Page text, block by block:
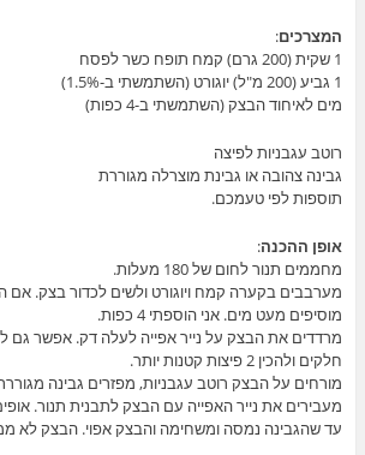
המצרכים:
1 שקית (200 גרם) קמח תופח כשר לפסח
1 גביע (200 מ"ל) יוגורט (השתמשתי ב-1.5%)
מים לאיחוד הבצק (השתמשתי ב-4 כפות)
רוטב עגבניות לפיצה
גבינה צהובה או גבינת מוצרלה מגוררת
תוספות לפי טעמכם.
אופן ההכנה:
מחממים תנור לחום של 180 מעלות.
מערבבים בקערה קמח ויוגורט ולשים לכדור בצק.
מוסיפים מעט מים. אני הוספתי 4 כפות.
מרדדים את הבצק על נייר אפייה לעלה דק. אפשר גם
חלקים ולהכין 2 פיצות קטנות יותר.
מורחים על הבצק רוטב עגבניות, מפזרים גבינה
עד שהגבינה נמסה ומשחימה והבצק אפוי. הבצק לא